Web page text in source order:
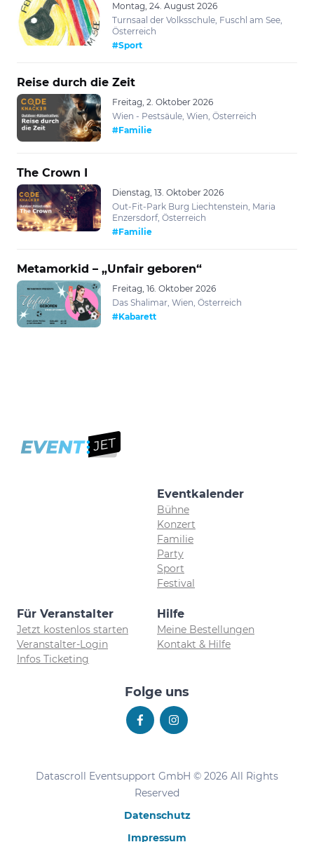
Montag, 24. August 2026
Turnsaal der Volksschule, Fuschl am See,
Österreich
#Sport
Reise durch die Zeit
Freitag, 2. Oktober 2026
Wien - Pestsäule, Wien, Österreich
#Familie
The Crown I
Dienstag, 13. Oktober 2026
Out-Fit-Park Burg Liechtenstein, Maria
Enzersdorf, Österreich
#Familie
Metamorkid – „Unfair geboren“
Freitag, 16. Oktober 2026
Das Shalimar, Wien, Österreich
#Kabarett
Eventkalender
Bühne
Konzert
Familie
Party
Sport
Festival
Für Veranstalter
Jetzt kostenlos starten
Veranstalter-Login
Infos Ticketing
Hilfe
Meine Bestellungen
Kontakt & Hilfe
Folge uns
Datascroll Eventsupport GmbH © 2026 All Rights
Reserved
Datenschutz
Impressum